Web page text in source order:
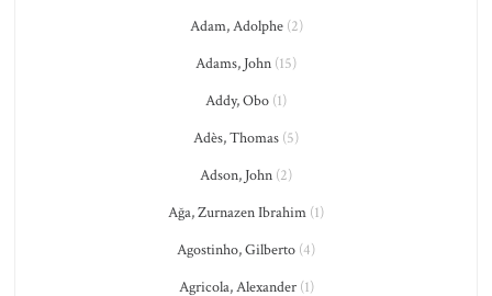
Adam, Adolphe(2)
Adams, John (15)
Addy, Obo (1)
Adès, Thomas (5)
Adson, John (2)
Ağa, Zurnazen Ibrahim (1)
Agostinho, Gilberto (4)
Agricola, Alexander(1)